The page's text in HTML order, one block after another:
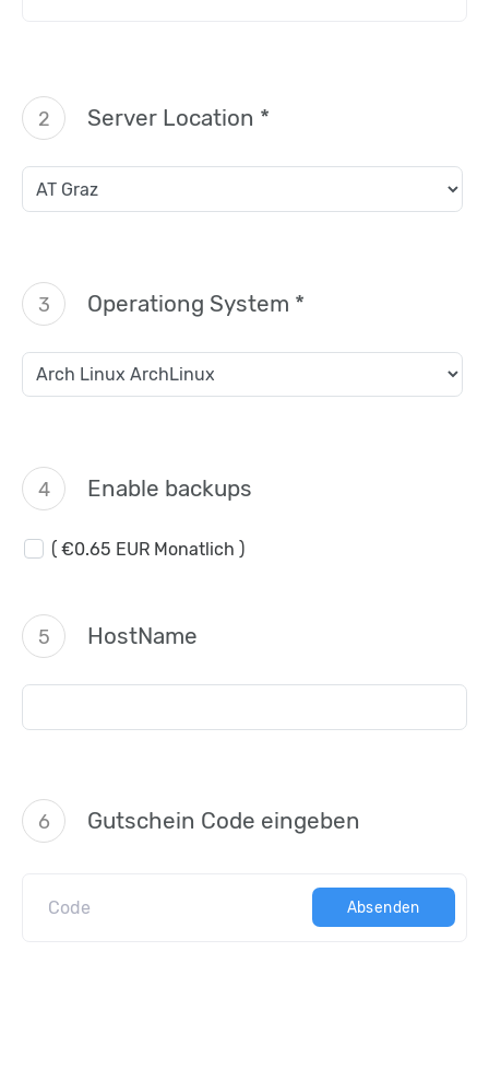
2 Server Location *
3 Operationg System *
4 Enable backups
( €0.65 EUR Monatlich )
5 HostName
6 Gutschein Code eingeben
Absenden